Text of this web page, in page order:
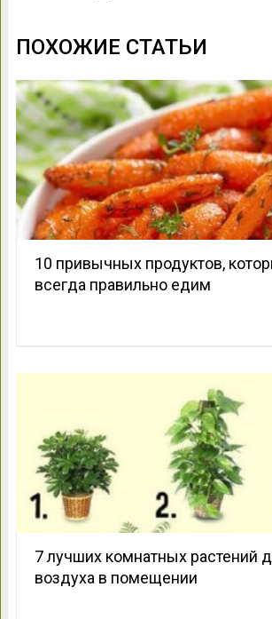
ПОХОЖИЕ СТАТЬИ
10 привычных продуктов,
всегда правильно едим
7 лучших комнатных растений
воздуха в помещении